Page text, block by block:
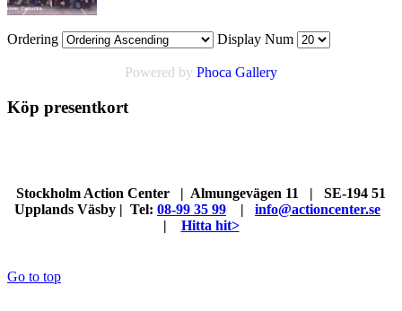
Ordering Display Num
Powered by Phoca Gallery
Köp presentkort
Stockholm Action Center | Almungevägen 11 | SE-194 51
Upplands Väsby | Tel: 08-99 35 99 | info@actioncenter.se
| Hitta hit>
Go to top